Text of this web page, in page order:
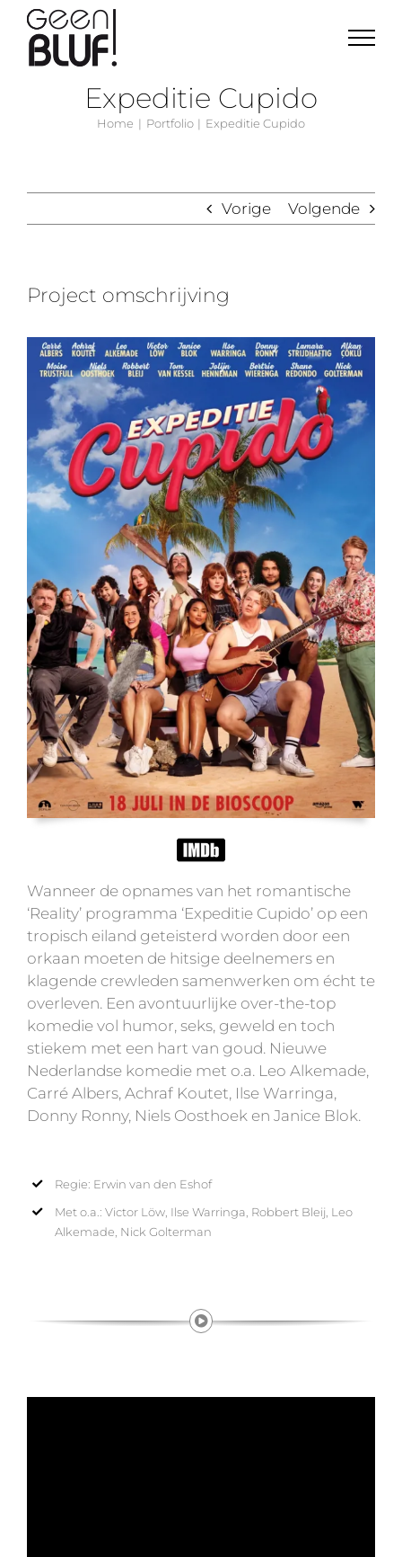
naar
inhoud
Expeditie Cupido
Home Portfolio Expeditie Cupido
Vorige Volgende
Project omschrijving
Wanneer de opnames van het romantische
‘Reality’ programma ‘Expeditie Cupido’ op een
tropisch eiland geteisterd worden door een
orkaan moeten de hitsige deelnemers en
klagende crewleden samenwerken om écht te
overleven. Een avontuurlijke over-the-top
komedie vol humor, seks, geweld en toch
stiekem met een hart van goud. Nieuwe
Nederlandse komedie met o.a. Leo Alkemade,
Carré Albers, Achraf Koutet, Ilse Warringa,
Donny Ronny, Niels Oosthoek en Janice Blok.
Regie: Erwin van den Eshof
Met o.a.: Victor Löw, Ilse Warringa, Robbert Bleij, Leo
Alkemade, Nick Golterman